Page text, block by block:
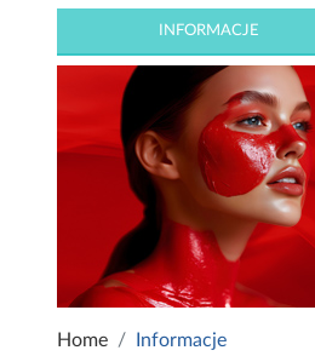
INFORMACJE
Home Informacje